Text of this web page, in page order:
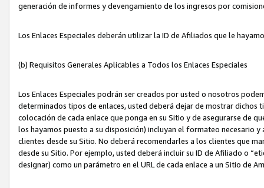
generación de informes y devengamiento de los ingresos por
Los Enlaces Especiales deberán utilizar la ID de Afiliados que le
(b) Requisitos Generales Aplicables a Todos los Enlaces Especiales
Los Enlaces Especiales podrán ser creados por usted o nosotros
determinados tipos de enlaces, usted deberá dejar de mostrar dichos
colocación de cada enlace que ponga en su Sitio y de asegurarse de
los hayamos puesto a su disposición) incluyan el formateo necesario
clientes desde su Sitio. No deberá recomendarles a los clientes que
desde su Sitio. Por ejemplo, usted deberá incluir su ID de Afiliado o
designar) como un parámetro en el URL de cada enlace a un Sitio de